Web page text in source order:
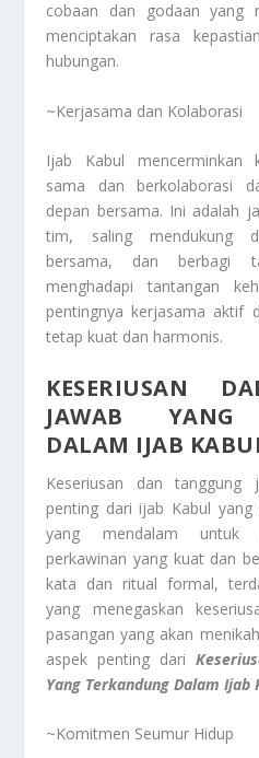
cobaan dan godaan yang
menciptakan rasa
hubungan.
~Kerjasama dan Kolaborasi
Ijab Kabul mencerminkan
sama dan berkolaborasi
depan bersama. Ini adalah
tim, saling mendukung
bersama, dan berbagi
menghadapi tantangan
pentingnya kerjasama aktif
tetap kuat dan harmonis.
KESERIUSAN
JAWAB YANG
DALAM IJAB
Keseriusan dan tanggung
penting dari ijab Kabul
yang mendalam untuk
perkawinan yang kuat dan
kata dan ritual formal,
yang menegaskan
pasangan yang akan
aspek penting dari
Yang Terkandung Dalam Ijab
~Komitmen Seumur Hidup